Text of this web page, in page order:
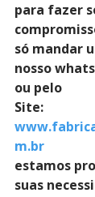
para fazer
só mandar
nosso
ou pelo
Site:
m.br
estamos
suas